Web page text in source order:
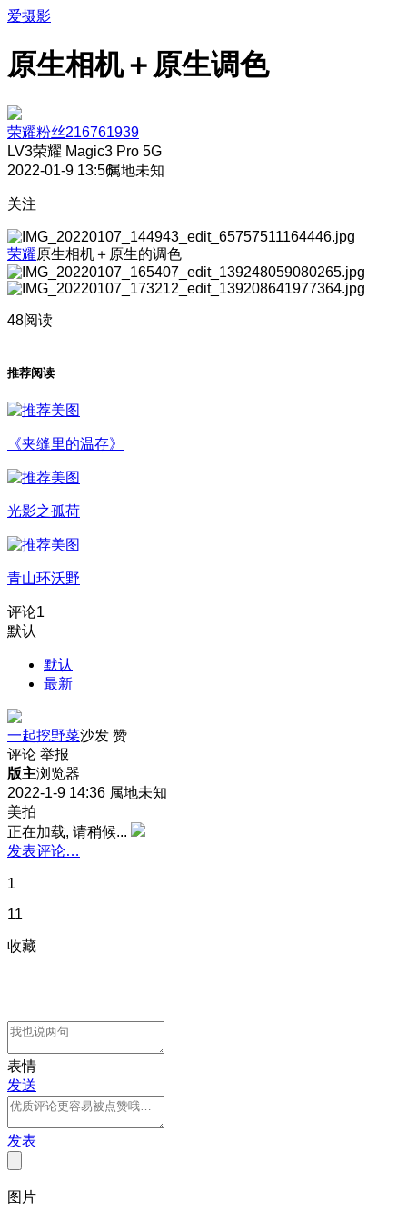
爱摄影
原生相机＋原生调色
荣耀粉丝216761939
LV3荣耀 Magic3 Pro 5G
2022-01-9 13:56属地未知
关注
荣耀原生相机＋原生的调色
48阅读
推荐阅读
《夹缝里的温存》
光影之孤荷
青山环沃野
评论1
默认
默认
最新
一起挖野菜沙发 赞
评论 举报
版主浏览器
2022-1-9 14:36 属地未知
美拍
正在加载, 请稍候...
发表评论…
1
11
收藏
表情
发送
发表
图片